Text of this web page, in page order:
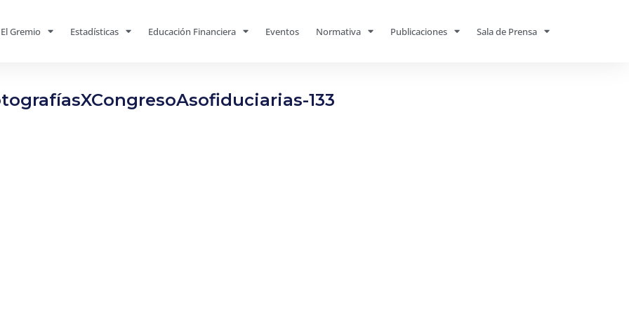
El Gremio Estadísticas Educación Financiera Eventos Normativa Publicaciones Sala de Prensa
133